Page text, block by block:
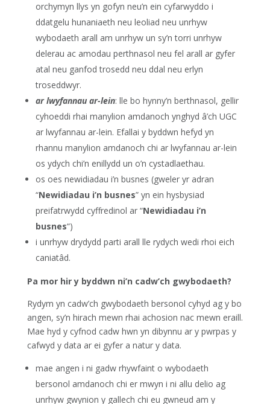
orchymyn llys yn gofyn neu’n ein cyfarwyddo i
ddatgelu hunaniaeth neu leoliad neu unrhyw
wybodaeth arall am unrhyw un sy’n torri unrhyw
delerau ac amodau perthnasol neu fel arall ar gyfer
atal neu ganfod trosedd neu ddal neu erlyn
troseddwyr.
ar lwyfannau ar-lein: lle bo hynny’n berthnasol, gellir
cyhoeddi rhai manylion amdanoch ynghyd â’ch UGC
ar lwyfannau ar-lein. Efallai y byddwn hefyd yn
rhannu manylion amdanoch chi ar lwyfannau ar-lein
os ydych chi’n enillydd un o’n cystadlaethau.
os oes newidiadau i’n busnes (gweler yr adran
“Newidiadau i’n busnes” yn ein hysbysiad
preifatrwydd cyffredinol ar “Newidiadau i’n
busnes“)
i unrhyw drydydd parti arall lle rydych wedi rhoi eich
caniatâd.
Pa mor hir y byddwn ni’n cadw’ch gwybodaeth?
Rydym yn cadw’ch gwybodaeth bersonol cyhyd ag y bo
angen, sy’n hirach mewn rhai achosion nac mewn eraill.
Mae hyd y cyfnod cadw hwn yn dibynnu ar y pwrpas y
cafwyd y data ar ei gyfer a natur y data.
mae angen i ni gadw rhywfaint o wybodaeth
bersonol amdanoch chi er mwyn i ni allu delio ag
unrhyw gwynion y gallech chi eu gwneud am y